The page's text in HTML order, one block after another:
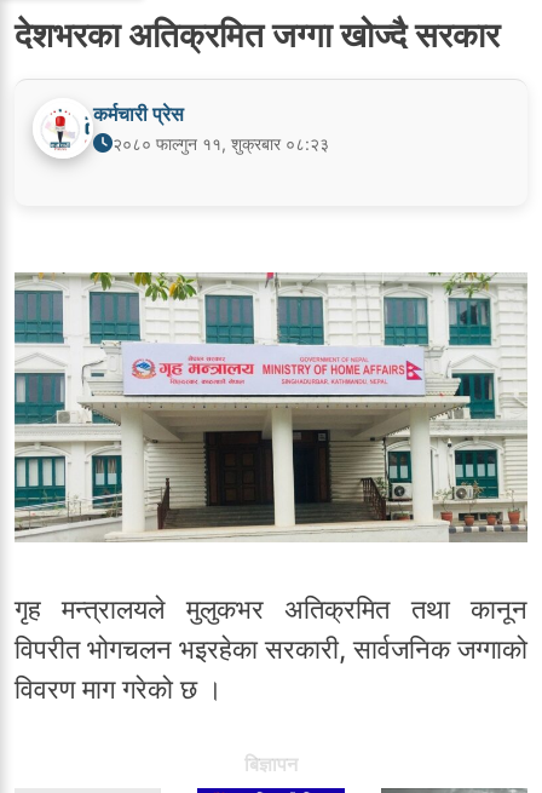
देशभरका अतिक्रमित जग्गा खोज्दै सरकार
कर्मचारी प्रेस
२०८० फाल्गुन ११, शुक्रबार ०८:२३
गृह मन्त्रालयले मुलुकभर अतिक्रमित तथा कानून
विपरीत भोगचलन भइरहेका सरकारी, सार्वजनिक जग्गाको
विवरण माग गरेको छ ।
बिज्ञापन